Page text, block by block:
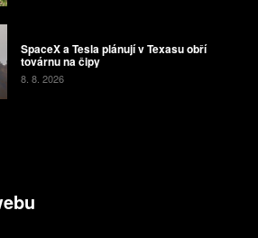
SpaceX a Tesla plánují v Texasu obří
továrnu na čipy
8. 8. 2026